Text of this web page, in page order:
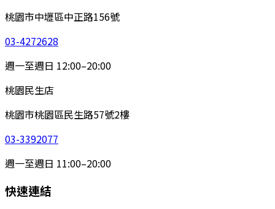
桃園市中壢區中正路156號
03-4272628
週一至週日 12:00–20:00
桃園民生店
桃園市桃園區民生路57號2樓
03-3392077
週一至週日 11:00–20:00
快速連結